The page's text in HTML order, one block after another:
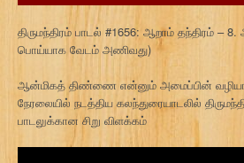
திருமந்திரம் பாடல் #1656: ஆறாம் தந்திரம்
பொய்யாக வேடம் அணிவது)
ஆன்மிகத் திண்ணை என்னும் அமைப்பின்
நேரலையில் நடத்திய கலந்துரையாடலில்
பாடலுக்கான சிறு விளக்கம்